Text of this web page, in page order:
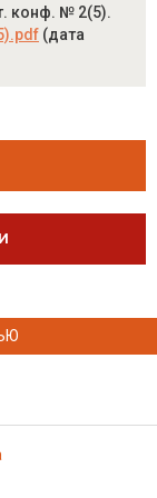
конф. № 2(5).
(дата